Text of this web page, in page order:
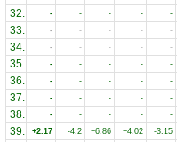
32. - - - - -
33. - - - - -
34. - - - - -
35. - - - - -
36. - - - - -
37. - - - - -
38. - - - - -
39. +2.17 -4.2 +6.86 +4.02 -3.15